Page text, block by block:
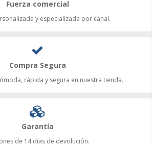
Fuerza comercial
y especializada por canal.
Compra Segura
rápida y segura en nuestra tienda.
Garantía
de 14 días de devolución.